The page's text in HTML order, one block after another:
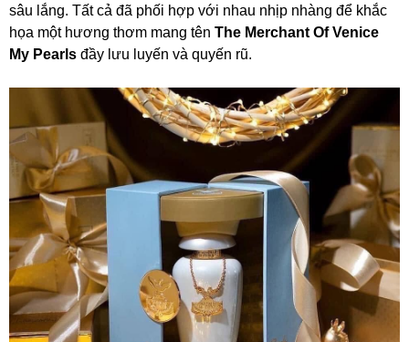
sâu lắng. Tất cả đã phối hợp với nhau nhịp nhàng để khắc
họa một hương thơm mang tên The Merchant Of Venice
My Pearls đầy lưu luyến và quyến rũ.